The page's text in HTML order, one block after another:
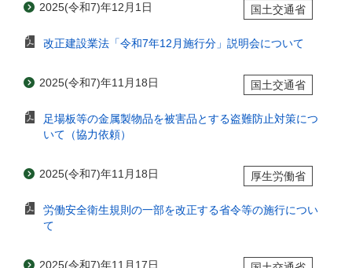
2025(令和7)年12月1日 国土交通省
改正建設業法「令和7年12月施行分」説明会について
2025(令和7)年11月18日 国土交通省
足場板等の金属製物品を被害品とする盗難防止対策につ
いて（協力依頼）
2025(令和7)年11月18日 厚生労働省
労働安全衛生規則の一部を改正する省令等の施行につい
て
2025(令和7)年11月17日